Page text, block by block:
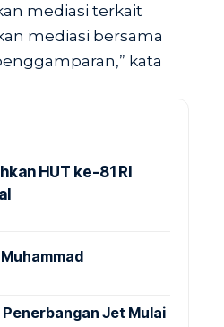
mediasi terkait
mediasi bersama
kata
HUT ke-81 RI
Jet Mulai